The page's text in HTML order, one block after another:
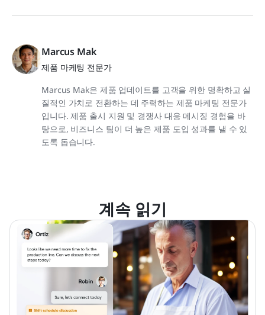
Marcus Mak
제품 마케팅 전문가
Marcus Mak은 제품 업데이트를 고객을 위한 명확하고 실
질적인 가치로 전환하는 데 주력하는 제품 마케팅 전문가
입니다. 제품 출시 지원 및 경쟁사 대응 메시징 경험을 바
탕으로, 비즈니스 팀이 더 높은 제품 도입 성과를 낼 수 있
도록 돕습니다.
계속 읽기